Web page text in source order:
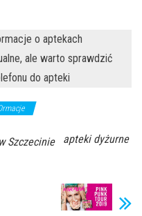
o aptekach
ale warto sprawdzić
do apteki
Szczecinie
apteki dyżurne